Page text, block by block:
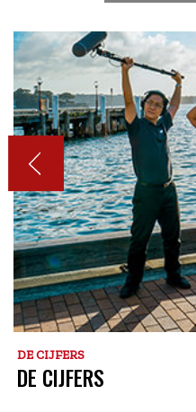
DE CIJFERS
DE CIJFERS